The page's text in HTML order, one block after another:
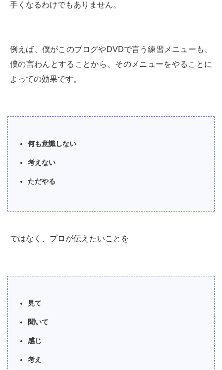
手くなるわけでもありません。
例えば、僕がこのブログやDVDで言う練習メニューも、
僕の言わんとすることから、そのメニューをやることに
よっての効果です。
何も意識しない
考えない
ただやる
ではなく、プロが伝えたいことを
見て
聞いて
感じ
考え